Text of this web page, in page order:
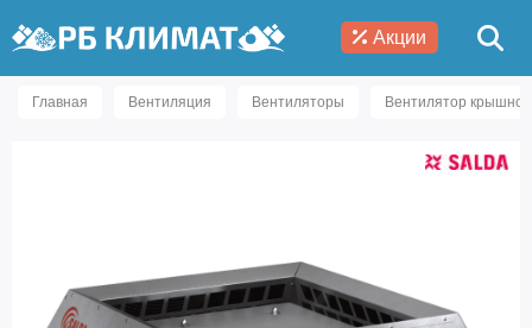
Акции
Главная Вентиляция Вентиляторы Вентилятор